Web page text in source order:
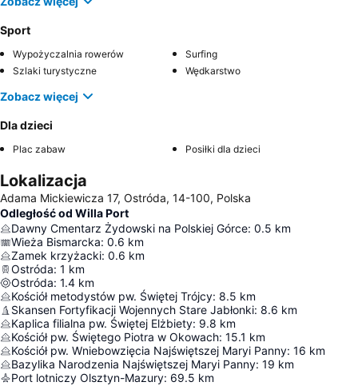
Sport
Wypożyczalnia rowerów
Surfing
Szlaki turystyczne
Wędkarstwo
Zobacz więcej
Dla dzieci
Plac zabaw Posiłki dla dzieci
Lokalizacja
Adama Mickiewicza 17, Ostróda, 14-100, Polska
Odległość od Willa Port
Dawny Cmentarz Żydowski na Polskiej Górce: 0.5 km
Wieża Bismarcka: 0.6 km
Zamek krzyżacki: 0.6 km
Ostróda: 1 km
Ostróda: 1.4 km
Kościół metodystów pw. Świętej Trójcy: 8.5 km
Skansen Fortyfikacji Wojennych Stare Jabłonki: 8.6 km
Kaplica filialna pw. Świętej Elżbiety: 9.8 km
Kościół pw. Świętego Piotra w Okowach: 15.1 km
Kościół pw. Wniebowzięcia Najświętszej Maryi Panny: 16 km
Bazylika Narodzenia Najświętszej Maryi Panny: 19 km
Port lotniczy Olsztyn-Mazury: 69.5 km